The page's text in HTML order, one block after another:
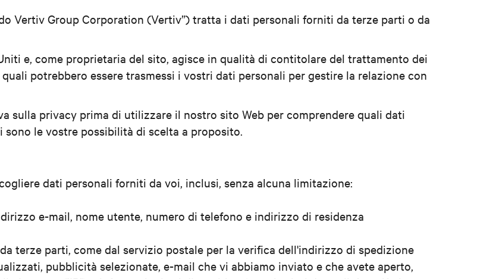
Vertiv Group Corporation (Vertiv”) tratta i dati personali forniti da terze parti o da
e, come proprietaria del sito, agisce in qualità di contitolare del trattamento dei
potrebbero essere trasmessi i vostri dati personali per gestire la relazione con
sulla privacy prima di utilizzare il nostro sito Web per comprendere quali dati
le vostre possibilità di scelta a proposito.
dati personali forniti da voi, inclusi, senza alcuna limitazione:
e-mail, nome utente, numero di telefono e indirizzo di residenza
terze parti, come dal servizio postale per la verifica dell'indirizzo di spedizione
pubblicità selezionate, e-mail che vi abbiamo inviato e che avete aperto,